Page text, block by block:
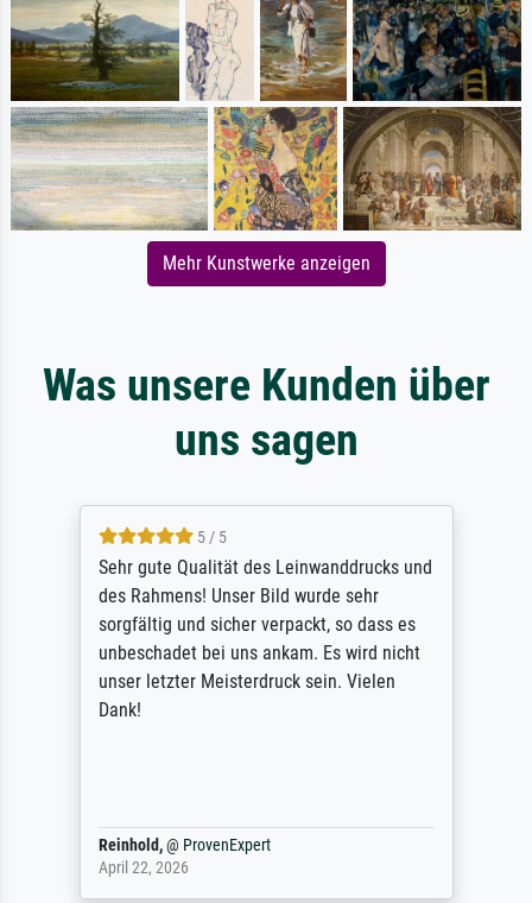
Mehr Kunstwerke anzeigen
Was unsere Kunden über
uns sagen
5 / 5
Sehr gute Qualität des Leinwanddrucks und
des Rahmens! Unser Bild wurde sehr
sorgfältig und sicher verpackt, so dass es
unbeschadet bei uns ankam. Es wird nicht
unser letzter Meisterdruck sein. Vielen
Dank!
Reinhold,@ ProvenExpert
April 22, 2026